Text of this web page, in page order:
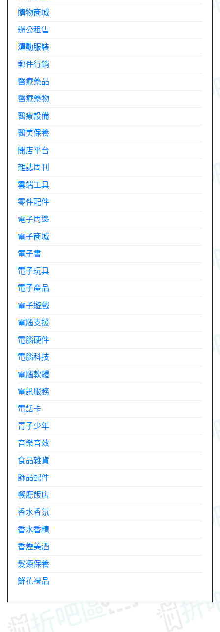
購物商城
辦公租售
運動服裝
郵件行銷
醫療藥品
醫療藥物
醫療設備
醫美保養
開店平台
雜誌周刊
雲端工具
零件配件
電子周邊
電子商城
電子書
電子玩具
電子產品
電子遊戲
電腦支援
電腦硬件
電腦科技
電腦軟體
電訊服務
電話卡
青子少年
音樂音效
食品雜貨
飾品配件
餐廳飯店
香水香氛
香水香精
香煙美酒
髮類保養
鮮花禮品